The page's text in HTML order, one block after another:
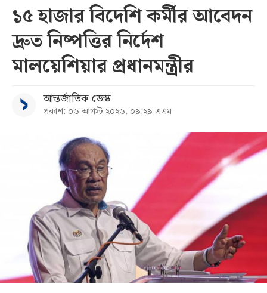
১৫ হাজার বিদেশি কর্মীর আবেদন
দ্রুত নিষ্পত্তির নির্দেশ
মালয়েশিয়ার প্রধানমন্ত্রীর
আন্তর্জাতিক ডেস্ক
প্রকাশ: ০৬ আগস্ট ২০২৬, ০৯:২৯ এএম